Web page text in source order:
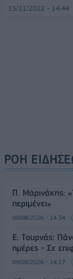
15/11/2022 - 14:44
ΡΟΗ
Π. Μαρινάκης:
περιμένει»
09/08/2026 - 14:34
Ε. Τουρνάς:
ημέρες - Σε
09/08/2026 - 14:17